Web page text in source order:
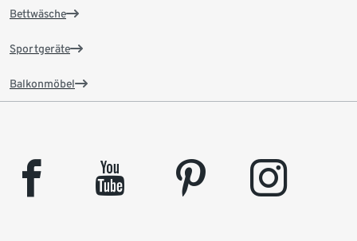
Bettwäsche
Sportgeräte
Balkonmöbel
facebook youtube pinterest instagram